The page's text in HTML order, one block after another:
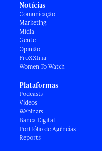
Notícias
Comunicação
Marketing
Mídia
Gente
Opinião
ProXXIma
Women To Watch
Plataformas
Podcasts
Vídeos
Webinars
Banca Digital
Portfólio de Agências
Reports